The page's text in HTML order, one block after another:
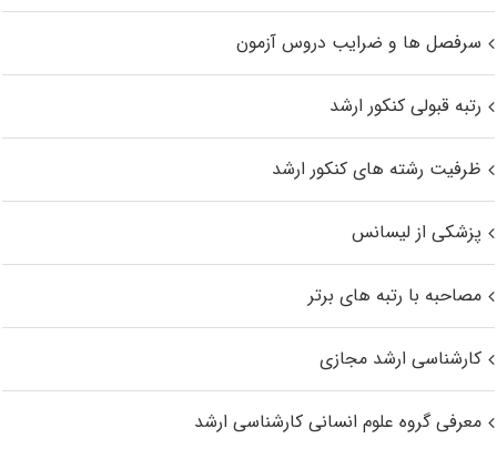
سرفصل ها و ضرایب دروس آزمون
رتبه قبولی کنکور ارشد
ظرفیت رشته های کنکور ارشد
پزشکی از لیسانس
مصاحبه با رتبه های برتر
کارشناسی ارشد مجازی
معرفی گروه علوم انسانی کارشناسی ارشد